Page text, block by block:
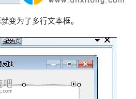
为了多行文本框。